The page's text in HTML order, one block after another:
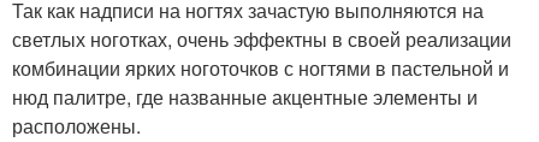
Так как надписи на ногтях зачастую выполняются на
светлых ноготках, очень эффектны в своей реализации
комбинации ярких ноготочков с ногтями в пастельной и
нюд палитре, где названные акцентные элементы и
расположены.